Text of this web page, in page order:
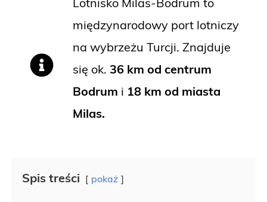
międzynarodowy port lotniczy
na wybrzeżu Turcji. Znajduje
się ok. 36 km od centrum
Bodrum i 18 km od miasta
Milas.
Spis treści pokaż